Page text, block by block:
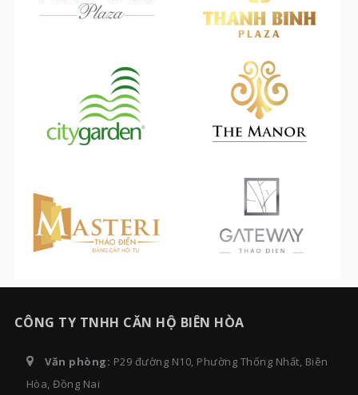
CÔNG TY TNHH CĂN HỘ BIÊN HÒA
Văn phòng: P29 đường N10, Phường Thống Nhất, Biên
Hòa, Đồng Nai